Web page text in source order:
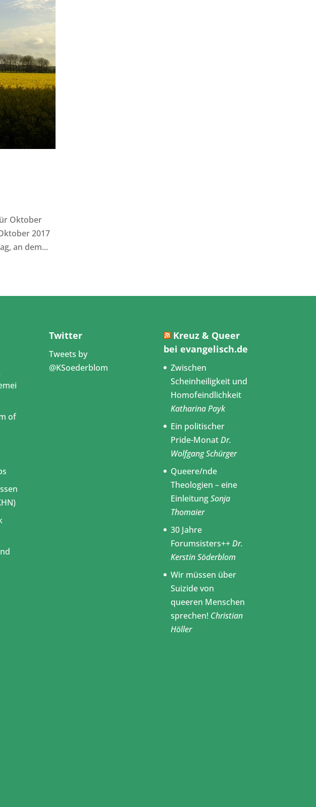
Oktober
2017
an dem...
of
Twitter
Tweets by
@KSoederblom
Kreuz & Queer
bei evangelisch.de
Zwischen
Scheinheiligkeit und
Homofeindlichkeit
Katharina Payk
Ein politischer
Pride-MonatDr.
Wolfgang Schürger
Queere/nde
Theologien – eine
EinleitungSonja
Thomaier
30 Jahre
Forumsisters++Dr.
Kerstin Söderblom
Wir müssen über
Suizide von
queeren Menschen
sprechen! Christian
Höller